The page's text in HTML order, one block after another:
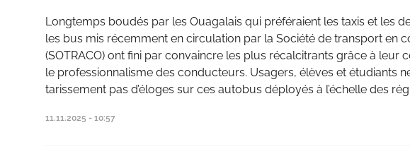
Longtemps boudés par les Ouagalais qui préféraient les taxis et les
les bus mis récemment en circulation par la Société de transport en
(SOTRACO) ont fini par convaincre les plus récalcitrants grâce à leur
le professionnalisme des conducteurs. Usagers, élèves et étudiants
tarissement pas d’éloges sur ces autobus déployés à l’échelle des
11.11.2025 - 10:57